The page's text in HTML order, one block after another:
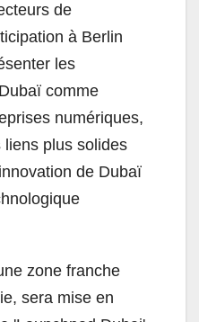
de
à Berlin
les
comme
numériques,
plus solides
de Dubaï
zone franche
sera mise en